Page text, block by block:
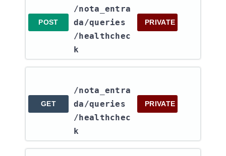
POST
/nota_entra
da​/queries​
/healthchec
k
PRIVATE
GET
/nota_entra
da​/queries​
/healthchec
k
PRIVATE